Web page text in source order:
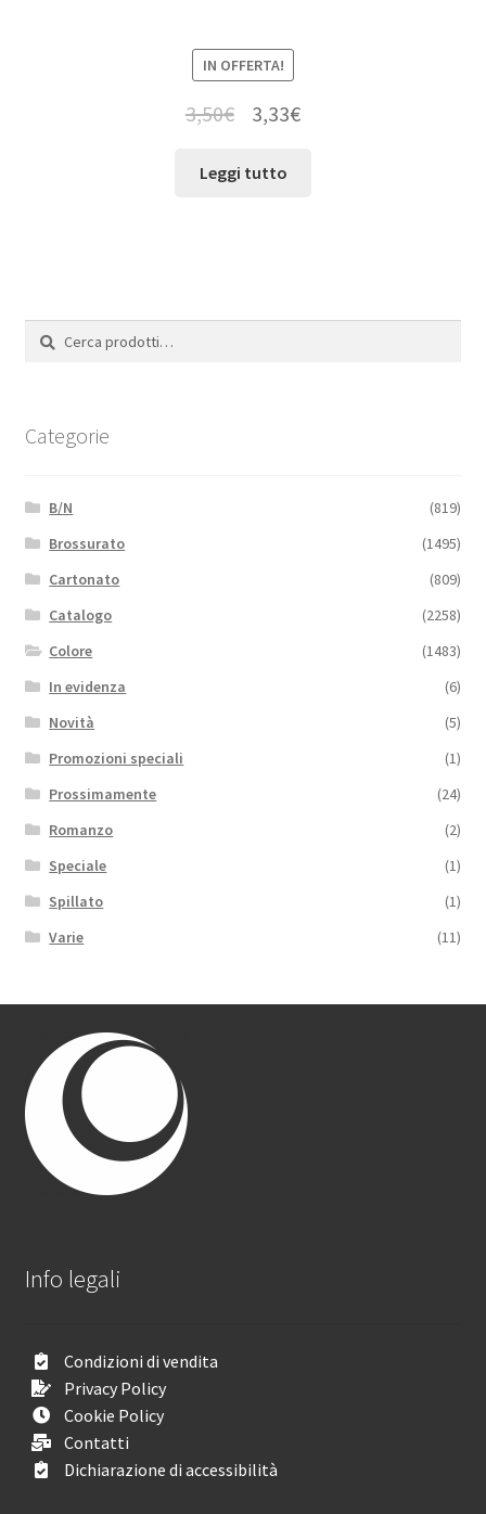
IN OFFERTA!
3,50€ 3,33€
Leggi tutto
Cerca:
Cerca
Categorie
B/N
(819)
Brossurato
(1495)
Cartonato
(809)
Catalogo
(2258)
Colore
(1483)
In evidenza
(6)
Novità
(5)
Promozioni speciali
(1)
Prossimamente
(24)
Romanzo
(2)
Speciale
(1)
Spillato
(1)
Varie
(11)
Info legali
Condizioni di vendita
Privacy Policy
Cookie Policy
Contatti
Dichiarazione di accessibilità